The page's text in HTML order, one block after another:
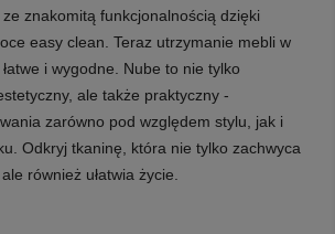
znakomitą funkcjonalnością dzięki
easy clean. Teraz utrzymanie mebli w
i wygodne. Nube to nie tylko
ale także praktyczny -
zarówno pod względem stylu, jak i
Odkryj tkaninę, która nie tylko zachwyca
również ułatwia życie.